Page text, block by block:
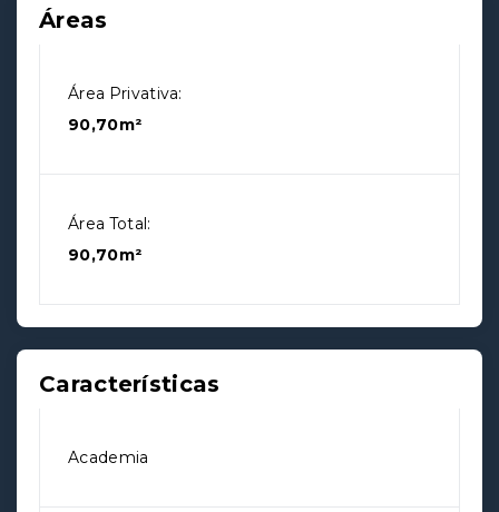
Áreas
Área Privativa:
90,70m²
Área Total:
90,70m²
Características
Academia